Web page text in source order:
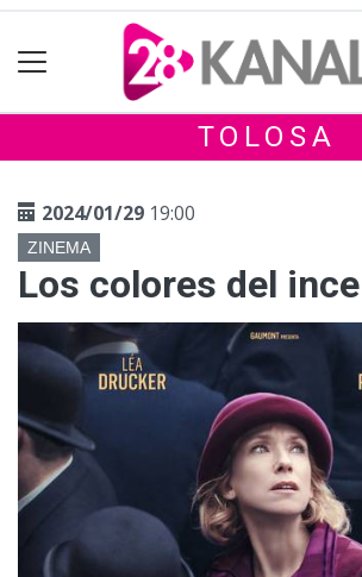
TOLOSA
2024/01/29 19:00
ZINEMA
Los colores del